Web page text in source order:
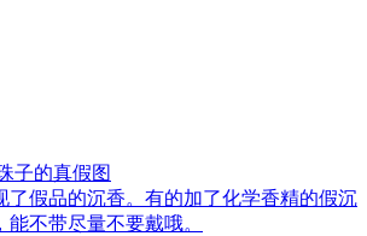
子的真假图
了假品的沉香。有的加了化学香精的假沉
不带尽量不要戴哦。